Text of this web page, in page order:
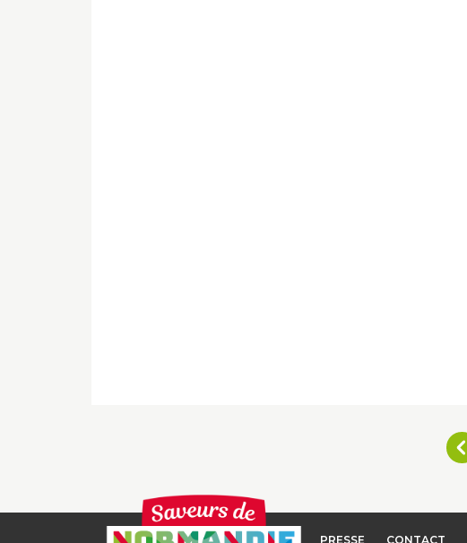
PRESSE CONTACT